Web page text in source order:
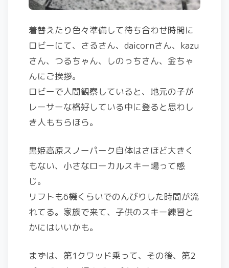
着替えたり色々準備して待ち合わせ時間に
ロビーにて、さるさん、daicornさん、kazu
さん、つるちゃん、しのっちさん、金ちゃ
んにご挨拶。
ロビーで人間観察していると、地元の子が
レーサーな格好している中に登ると思わし
き人もちらほら。
黒姫高原スノーパーク自体はさほど大きく
もない、小さなローカルスキー場って感
じ。
リフトも6機くらいでのんびりした時間が流
れてる。家族で来て、子供のスキー練習と
かにはいいかも。
まずは、第1クワッド乗って、その後、第2